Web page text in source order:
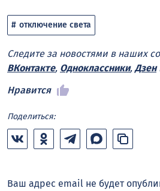
отключение света
Следите за новостями в наших
ВКонтакте, Одноклассники, Дзен
Нравится
Поделиться:
Ваш адрес email не будет